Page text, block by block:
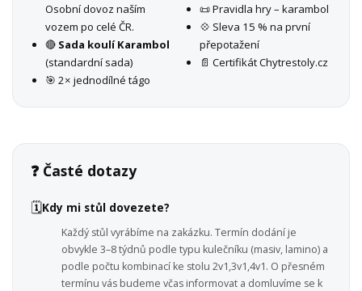
Osobní dovoz naším
vozem po celé ČR.
🔴 Sada koulí Karambol
(standardní sada)
🎯 2× jednodílné tágo
📜 Pravidla hry – karambol
💠 Sleva 15 % na první
přepotažení
📄 Certifikát Chytrestoly.cz
❓ Časté dotazy
🗓️Kdy mi stůl dovezete?
Každý stůl vyrábíme na zakázku. Termín dodání je
obvykle 3–8 týdnů podle typu kulečníku (masiv, lamino) a
podle počtu kombinací ke stolu 2v1,3v1,4v1. O přesném
termínu vás budeme včas informovat a domluvíme se k